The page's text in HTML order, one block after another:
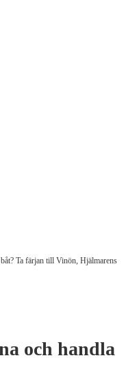
Ta färjan till Vinön, Hjälmarens
och handla